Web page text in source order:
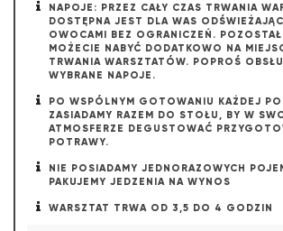
NAPOJE: PRZEZ CAŁY CZAS TRWANIA
DOSTĘPNA JEST DLA WAS
OWOCAMI BEZ OGRANICZEŃ.
MOŻECIE NABYĆ DODATKOWO NA
TRWANIA WARSZTATÓW. POPROŚ
WYBRANE NAPOJE.
PO WSPÓLNYM GOTOWANIU KAŻDEJ
ZASIADAMY RAZEM DO STOŁU, BY W
ATMOSFERZE DEGUSTOWAĆ
POTRAWY.
NIE POSIADAMY JEDNORAZOWYCH
PAKUJEMY JEDZENIA NA WYNOS
WARSZTAT TRWA OD 3,5 DO 4 GODZIN